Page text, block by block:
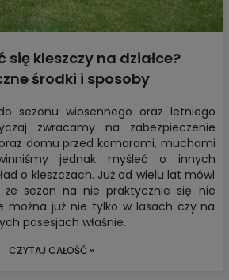
się kleszczy na działce?
środki i sposoby
sezonu wiosennego oraz letniego
zwracamy na zabezpieczenie
domu przed komarami, muchami
jednak myśleć o innych
o kleszczach. Już od wielu lat mówi
sezon na nie praktycznie się nie
można już nie tylko w lasach czy na
posesjach właśnie.
CZYTAJ CAŁOŚĆ »